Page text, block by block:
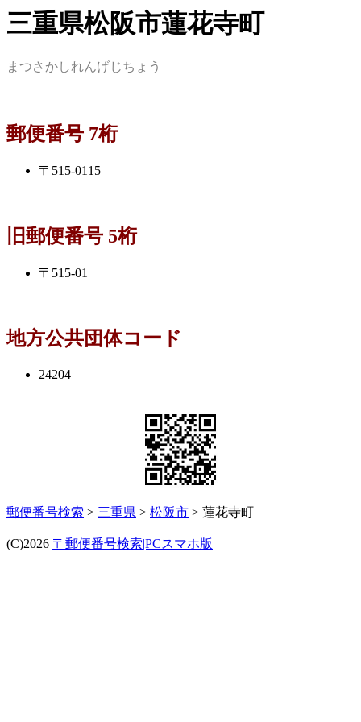
三重県松阪市蓮花寺町
まつさかしれんげじちょう
郵便番号 7桁
〒515-0115
旧郵便番号 5桁
〒515-01
地方公共団体コード
24204
郵便番号検索 > 三重県 > 松阪市 > 蓮花寺町
(C)2026 〒郵便番号検索|PCスマホ版